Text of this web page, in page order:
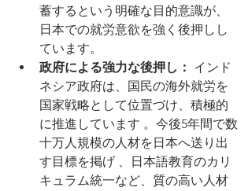
蓄するという明確な目的意識が、
日本での就労意欲を強く後押しし
ています。
政府による強力な後押し： インド
ネシア政府は、国民の海外就労を
国家戦略として位置づけ、積極的
に推進しています 。今後5年間で数
十万人規模の人材を日本へ送り出
す目標を掲げ 、日本語教育のカリ
キュラム統一など、質の高い人材